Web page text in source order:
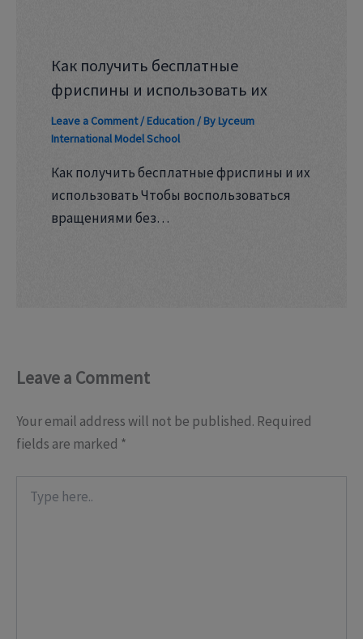
Как получить бесплатные
фриспины и использовать их
Leave a Comment/Education/ ByLyceum
International Model School
Как получить бесплатные фриспины и их
использовать Чтобы воспользоваться
вращениями без…
Leave a Comment
Your email address will not be published. Required
fields are marked *
here..